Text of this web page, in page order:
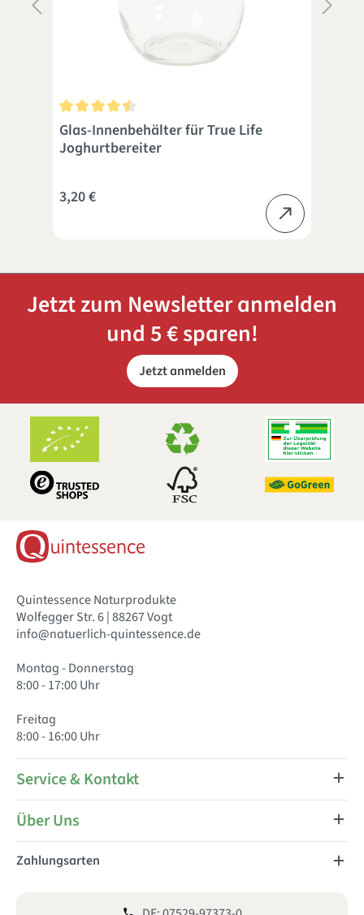
Durchschnittliche Bewertung von 4.4 von 5 Sternen
Glas-Innenbehälter für True Life
Joghurtbereiter
3,20 €
Jetzt zum Newsletter anmelden
und 5 € sparen!
Jetzt anmelden
Quintessence Naturprodukte
Wolfegger Str. 6 | 88267 Vogt
info@natuerlich-quintessence.de
Montag - Donnerstag
8:00 - 17:00 Uhr
Freitag
8:00 - 16:00 Uhr
Service & Kontakt
Über Uns
Zahlungsarten